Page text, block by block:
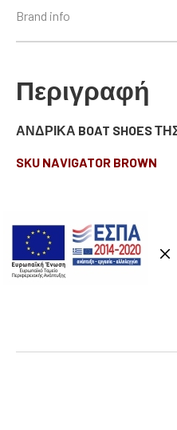
Brand info
Περιγραφή
ΑΝΔΡΙΚΑ BOAT SHOES
SKU NAVIGATOR BROWN
DAMIANO DAMIANI